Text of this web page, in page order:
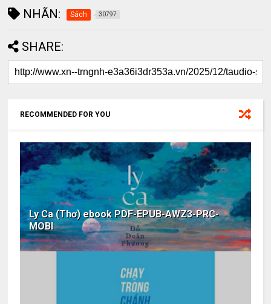
NHÃN: Sách 30797
SHARE:
RECOMMENDED FOR YOU
Ly Ca (Thơ) ebook PDF-EPUB-AWZ3-PRC-
MOBI